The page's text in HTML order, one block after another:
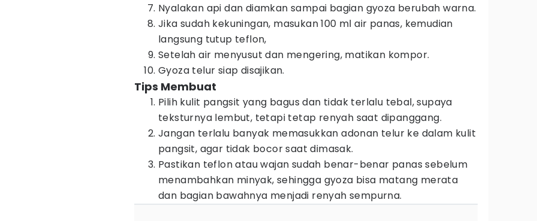
Nyalakan api dan diamkan sampai bagian gyoza berubah warna.
Jika sudah kekuningan, masukan 100 ml air panas, kemudian
langsung tutup teflon,
Setelah air menyusut dan mengering, matikan kompor.
Gyoza telur siap disajikan.
Tips Membuat
Pilih kulit pangsit yang bagus dan tidak terlalu tebal, supaya
teksturnya lembut, tetapi tetap renyah saat dipanggang.
Jangan terlalu banyak memasukkan adonan telur ke dalam kulit
pangsit, agar tidak bocor saat dimasak.
Pastikan teflon atau wajan sudah benar-benar panas sebelum
menambahkan minyak, sehingga gyoza bisa matang merata
dan bagian bawahnya menjadi renyah sempurna.